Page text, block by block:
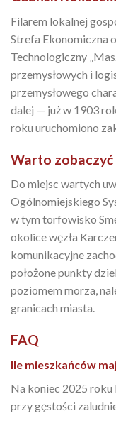
Filarem lokalnej
Strefa Ekonomiczna
Technologiczny
przemysłowych i
przemysłowego
dalej — już w 1903
roku uruchomiono
Warto zobaczyć
Do miejsc wartych
Ogólnomiejskiego
w tym torfowisko
okolice węzła
komunikacyjne
położone punkty
poziomem morza,
granicach miasta.
FAQ
Ile mieszkańców
Na koniec 2025 roku
przy gęstości